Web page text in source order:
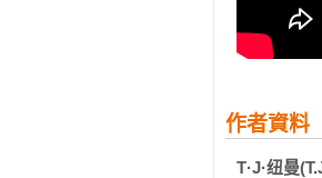
任何冷場
── 詹姆斯
節奏，令人
──珍娜．
作者資料
T·J·纽曼